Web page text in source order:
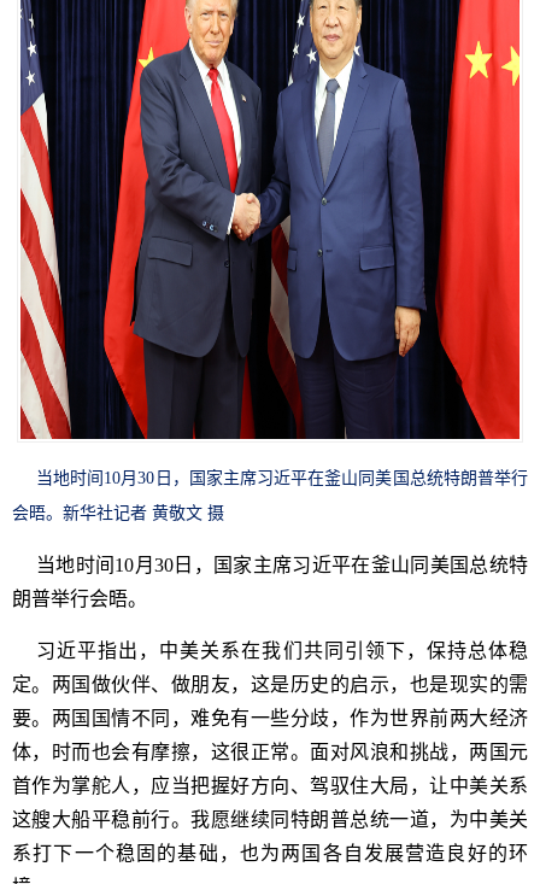
当地时间10月30日，国家主席习近平在釜山同美国总统特朗普举行
会晤。新华社记者 黄敬文 摄
当地时间10月30日，国家主席习近平在釜山同美国总统特
朗普举行会晤。
习近平指出，中美关系在我们共同引领下，保持总体稳
定。两国做伙伴、做朋友，这是历史的启示，也是现实的需
要。两国国情不同，难免有一些分歧，作为世界前两大经济
体，时而也会有摩擦，这很正常。面对风浪和挑战，两国元
首作为掌舵人，应当把握好方向、驾驭住大局，让中美关系
这艘大船平稳前行。我愿继续同特朗普总统一道，为中美关
系打下一个稳固的基础，也为两国各自发展营造良好的环